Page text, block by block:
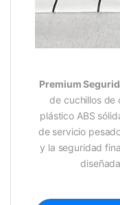
Premium
de cuchillos de
plástico ABS
de servicio
y la seguridad